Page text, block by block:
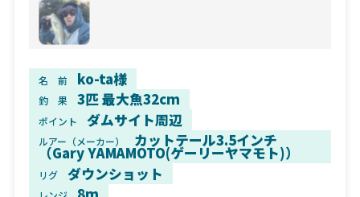
名 前 ko-ta様
釣 果 3匹 最大魚32cm
ポイント ダムサイト周辺
ルアー（メーカー） カットテール3.5インチ
（Gary YAMAMOTO(ゲーリーヤマモト)）
リグ ダウンショット